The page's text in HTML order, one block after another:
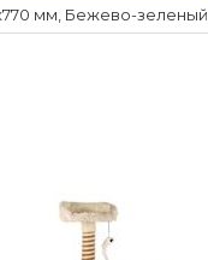
мм, Бежево-зеленый